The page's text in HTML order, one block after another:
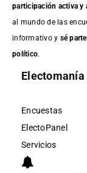
participación activa y
al mundo de las
informativo y sé
político.
Electomanía
Encuestas
ElectoPanel
Servicios